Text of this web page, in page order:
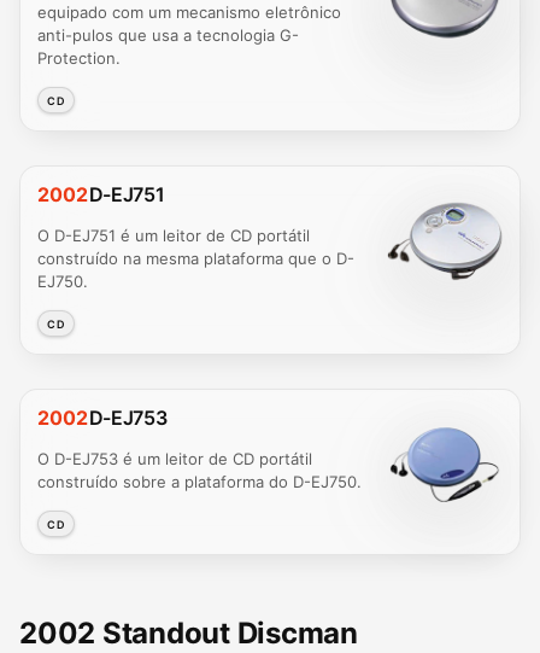
equipado com um mecanismo eletrônico
anti-pulos que usa a tecnologia G-
Protection.
CD
2002D-EJ751
O D-EJ751 é um leitor de CD portátil
construído na mesma plataforma que o D-
EJ750.
CD
2002D-EJ753
O D-EJ753 é um leitor de CD portátil
construído sobre a plataforma do D-EJ750.
CD
2002 Standout Discman